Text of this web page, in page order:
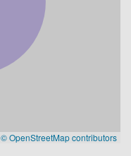
© OpenStreetMap contributors